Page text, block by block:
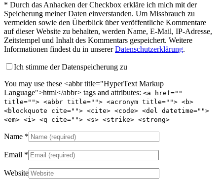
* Durch das Anhacken der Checkbox erkläre ich mich mit der
Speicherung meiner Daten einverstanden. Um Missbrauch zu
vermeiden sowie den Überblick über veröffentliche Kommentare
auf dieser Website zu behalten, werden Name, E-Mail, IP-Adresse,
Zeitstempel und Inhalt des Kommentars gespeichert. Weitere
Informationen findest du in unsererDatenschutzerklärung.
Ich stimme der Datenspeicherung zu
You may use these <abbr title="HyperText Markup
Language">html</abbr> tags and attributes: <a href=""
title=""> <abbr title=""> <acronym title=""> <b>
<blockquote cite=""> <cite> <code> <del datetime="">
<em> <i> <q cite=""> <s> <strike> <strong>
Name *
Email *
Website